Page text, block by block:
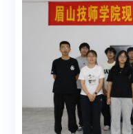
理、图文混排设计及